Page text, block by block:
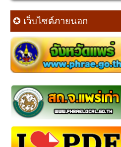
✪ เว็บไซต์ภายนอก